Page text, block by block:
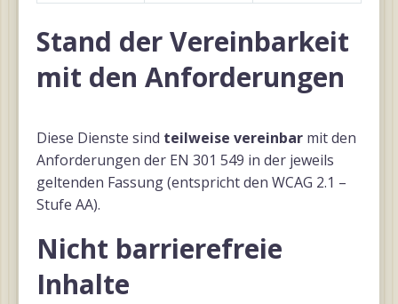
Stand der Vereinbarkeit
mit den Anforderungen
Diese Dienste sind teilweise vereinbar mit den
Anforderungen der EN 301 549 in der jeweils
geltenden Fassung (entspricht den WCAG 2.1 –
Stufe AA).
Nicht barrierefreie
Inhalte